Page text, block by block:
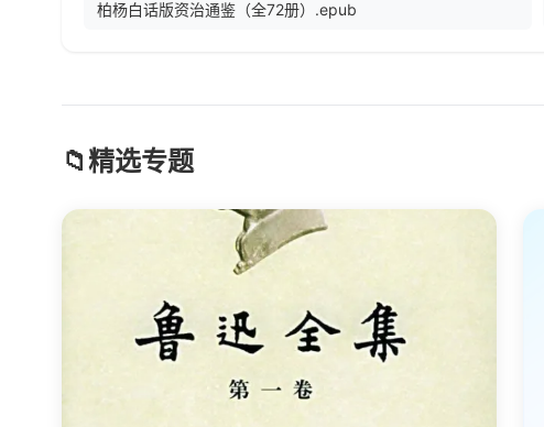
柏杨白话版资治通鉴（全72册）.epub
📁精选专题